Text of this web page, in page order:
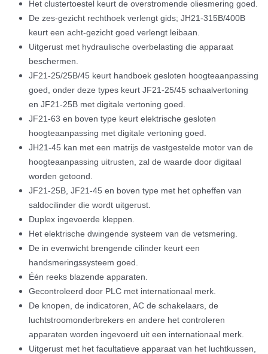
Het clustertoestel keurt de overstromende oliesmering goed.
De zes-gezicht rechthoek verlengt gids; JH21-315B/400B
keurt een acht-gezicht goed verlengt leibaan.
Uitgerust met hydraulische overbelasting die apparaat
beschermen.
JF21-25/25B/45 keurt handboek gesloten hoogteaanpassing
goed, onder deze types keurt JF21-25/45 schaalvertoning
en JF21-25B met digitale vertoning goed.
JF21-63 en boven type keurt elektrische gesloten
hoogteaanpassing met digitale vertoning goed.
JH21-45 kan met een matrijs de vastgestelde motor van de
hoogteaanpassing uitrusten, zal de waarde door digitaal
worden getoond.
JF21-25B, JF21-45 en boven type met het opheffen van
saldocilinder die wordt uitgerust.
Duplex ingevoerde kleppen.
Het elektrische dwingende systeem van de vetsmering.
De in evenwicht brengende cilinder keurt een
handsmeringssysteem goed.
Één reeks blazende apparaten.
Gecontroleerd door PLC met internationaal merk.
De knopen, de indicatoren, AC de schakelaars, de
luchtstroomonderbrekers en andere het controleren
apparaten worden ingevoerd uit een internationaal merk.
Uitgerust met het facultatieve apparaat van het luchtkussen,